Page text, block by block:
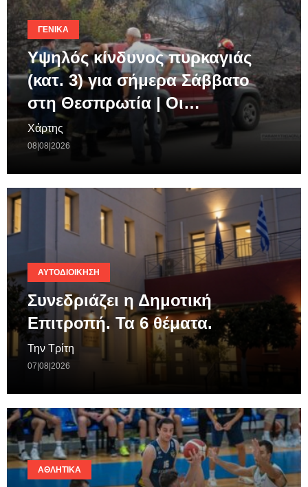
ΓΕΝΙΚΆ
Υψηλός κίνδυνος πυρκαγιάς
(κατ. 3) για σήμερα Σάββατο
στη Θεσπρωτία | Οι…
Χάρτης
08|08|2026
ΑΥΤΟΔΙΟΊΚΗΣΗ
Συνεδριάζει η Δημοτική
Επιτροπή. Τα 6 θέματα.
Την Τρίτη
07|08|2026
ΑΘΛΗΤΙΚΆ